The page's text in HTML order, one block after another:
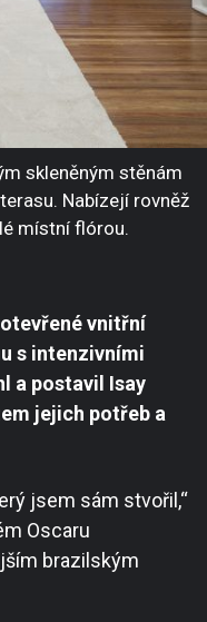
skleněným stěnám
Nabízejí rovněž
místní flórou.
vnitřní
s intenzivními
a postavil Isay
jejich potřeb a
jsem sám stvořil,“
Oscaru
brazilským